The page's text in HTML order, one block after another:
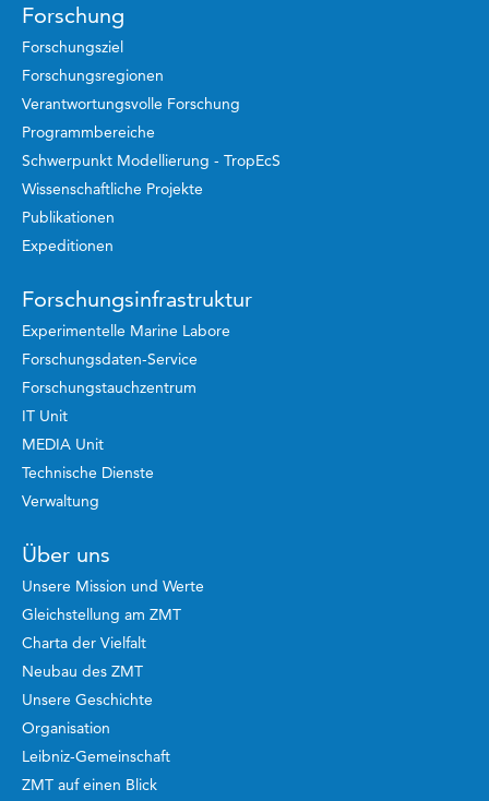
Forschung
Forschungsziel
Forschungsregionen
Verantwortungsvolle Forschung
Programmbereiche
Schwerpunkt Modellierung - TropEcS
Wissenschaftliche Projekte
Publikationen
Expeditionen
Forschungsinfrastruktur
Experimentelle Marine Labore
Forschungsdaten-Service
Forschungstauchzentrum
IT Unit
MEDIA Unit
Technische Dienste
Verwaltung
Über uns
Unsere Mission und Werte
Gleichstellung am ZMT
Charta der Vielfalt
Neubau des ZMT
Unsere Geschichte
Organisation
Leibniz-Gemeinschaft
ZMT auf einen Blick